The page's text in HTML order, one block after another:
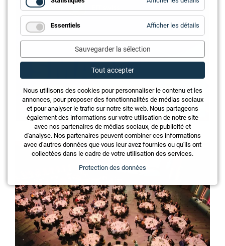
Essentiels Afficher les détails
Sauvegarder la sélection
Tout accepter
Nous utilisons des cookies pour personnaliser le contenu et les
annonces, pour proposer des fonctionnalités de médias sociaux
et pour analyser le trafic sur notre site web. Nous partageons
également des informations sur votre utilisation de notre site
avec nos partenaires de médias sociaux, de publicité et
d'analyse. Nos partenaires peuvent combiner ces informations
avec d'autres données que vous leur avez fournies ou qu'ils ont
collectées dans le cadre de votre utilisation des services.
Protection des données